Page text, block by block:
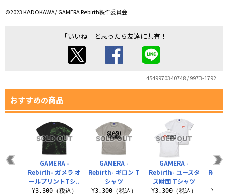
©2023 KADOKAWA/ GAMERA Rebirth製作委員会
「いいね」と思ったら友達に共有！
4549970340748 / 9973-1792
おすすめの商品
GAMERA -
Rebirth- ギロン T
シャツ
¥3,300（税込）
GAMERA -
Rebirth- ユースタ
ス財団 Tシャツ
¥3,300（税込）
GAMERA -
Rebirth- ガメラ オ
ールプリントTシ..
¥3,300（税込）